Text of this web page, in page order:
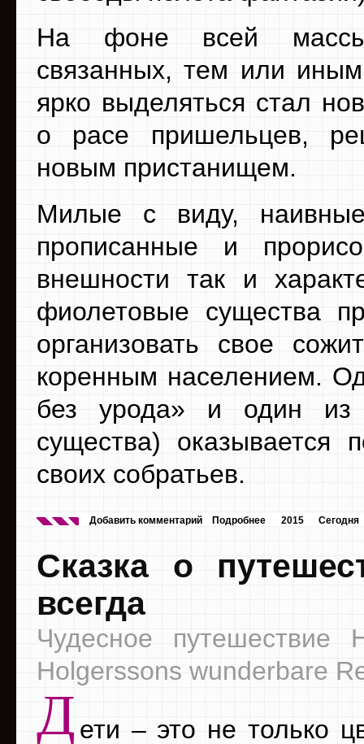
На фоне всей массы
связанных, тем или
ярко выделяться стал
о расе пришельцев,
новым пристанищем.
Милые с виду,
прописанные и
внешности так и
фиолетовые существа
организовать свое
коренным населением.
без урода» и один из
существа) оказывается
своих собратьев.
2015 Сегодня
Добавить комментарий Подробнее
Сказка о
всегда
Чудесное
Holgerssons wunderbare
Д ети – это не только